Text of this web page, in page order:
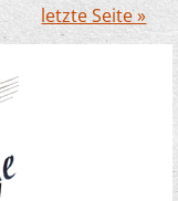
letzte Seite »